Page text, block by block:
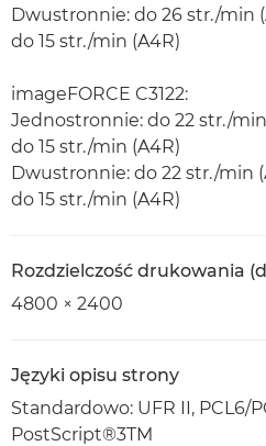
Dwustronnie: do 26 str./min
do 15 str./min (A4R)
imageFORCE C3122:
Jednostronnie: do 22 str./min
do 15 str./min (A4R)
Dwustronnie: do 22 str./min
do 15 str./min (A4R)
Rozdzielczość drukowania
4800 × 2400
Języki opisu strony
Standardowo: UFR II, PCL6/
PostScript®3TM